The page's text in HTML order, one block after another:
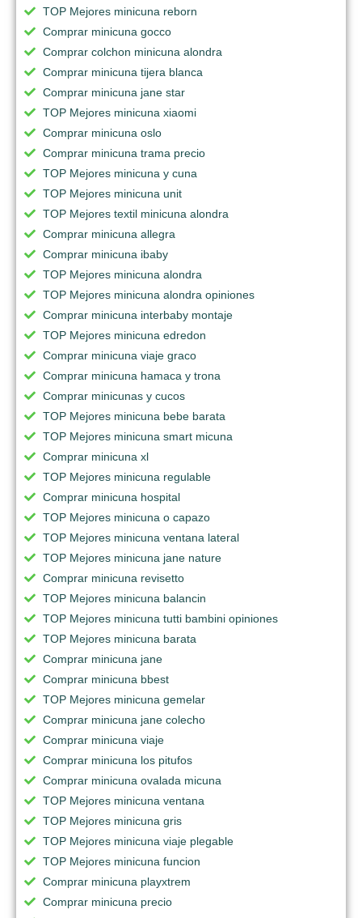
TOP Mejores minicuna reborn
Comprar minicuna gocco
Comprar colchon minicuna alondra
Comprar minicuna tijera blanca
Comprar minicuna jane star
TOP Mejores minicuna xiaomi
Comprar minicuna oslo
Comprar minicuna trama precio
TOP Mejores minicuna y cuna
TOP Mejores minicuna unit
TOP Mejores textil minicuna alondra
Comprar minicuna allegra
Comprar minicuna ibaby
TOP Mejores minicuna alondra
TOP Mejores minicuna alondra opiniones
Comprar minicuna interbaby montaje
TOP Mejores minicuna edredon
Comprar minicuna viaje graco
Comprar minicuna hamaca y trona
Comprar minicunas y cucos
TOP Mejores minicuna bebe barata
TOP Mejores minicuna smart micuna
Comprar minicuna xl
TOP Mejores minicuna regulable
Comprar minicuna hospital
TOP Mejores minicuna o capazo
TOP Mejores minicuna ventana lateral
TOP Mejores minicuna jane nature
Comprar minicuna revisetto
TOP Mejores minicuna balancin
TOP Mejores minicuna tutti bambini opiniones
TOP Mejores minicuna barata
Comprar minicuna jane
Comprar minicuna bbest
TOP Mejores minicuna gemelar
Comprar minicuna jane colecho
Comprar minicuna viaje
Comprar minicuna los pitufos
Comprar minicuna ovalada micuna
TOP Mejores minicuna ventana
TOP Mejores minicuna gris
TOP Mejores minicuna viaje plegable
TOP Mejores minicuna funcion
Comprar minicuna playxtrem
Comprar minicuna precio